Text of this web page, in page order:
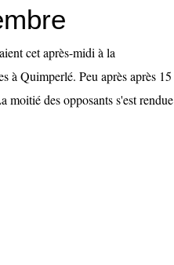
cet après-midi à la
à Quimperlé. Peu après après 15
moitié des opposants s'est rendue